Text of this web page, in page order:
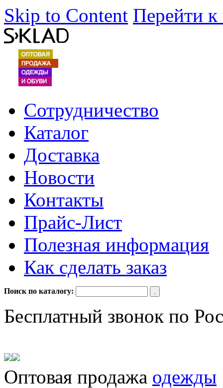
Skip to Content Перейти к
Сотрудничество
Каталог
Доставка
Новости
Контакты
Прайс-Лист
Полезная информация
Как сделать заказ
Поиск по каталогу:
Бесплатный звонок по
Оптовая продажа одежды